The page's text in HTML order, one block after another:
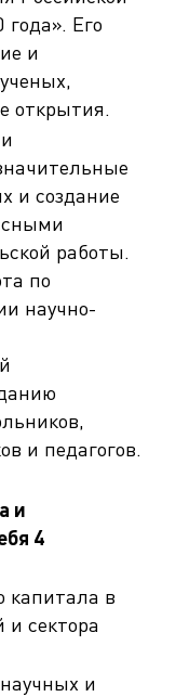
Его
и
открытия.
и создание
работы.
по
научно-
и педагогов.
и
4
в
и сектора
и